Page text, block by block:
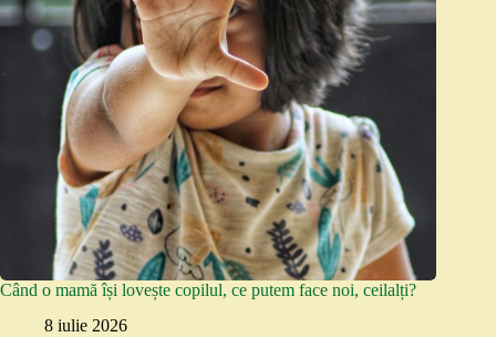
Când o mamă își lovește copilul, ce putem face noi, ceilalți?
8 iulie 2026